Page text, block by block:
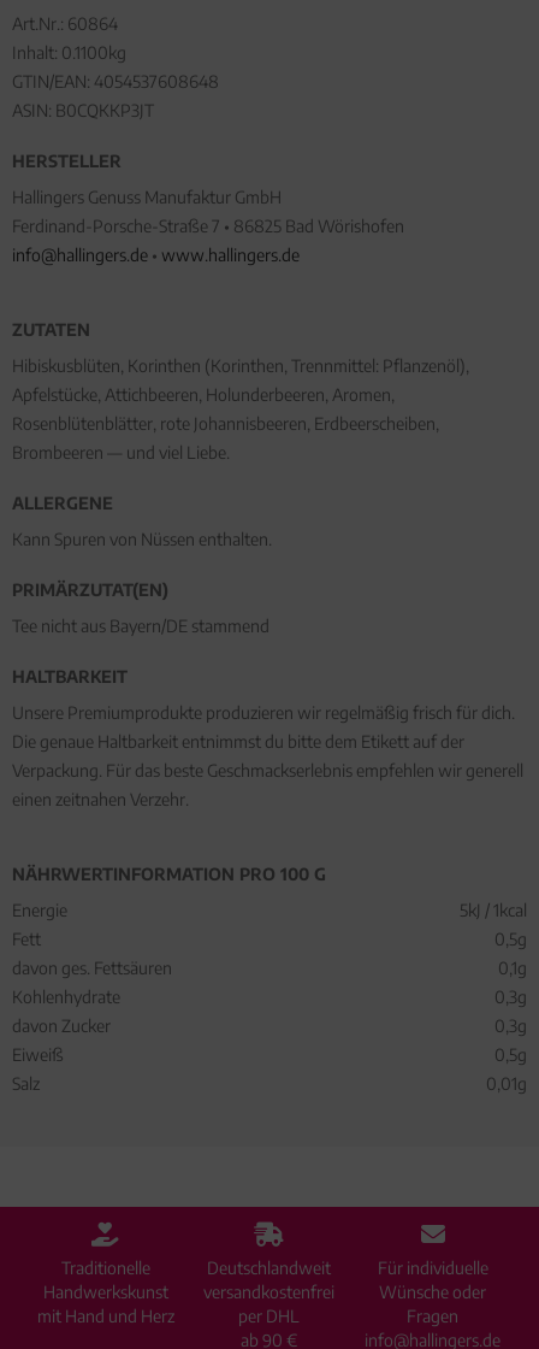
Art.Nr.: 60864
Inhalt: 0.1100kg
GTIN/EAN: 4054537608648
ASIN: B0CQKKP3JT
HERSTELLER
Hallingers Genuss Manufaktur GmbH
Ferdinand-Porsche-Straße 7 • 86825 Bad Wörishofen
info@hallingers.de • www.hallingers.de
ZUTATEN
Hibiskusblüten, Korinthen (Korinthen, Trennmittel: Pflanzenöl),
Apfelstücke, Attichbeeren, Holunderbeeren, Aromen,
Rosenblütenblätter, rote Johannisbeeren, Erdbeerscheiben,
Brombeeren — und viel Liebe.
ALLERGENE
Kann Spuren von Nüssen enthalten.
PRIMÄRZUTAT(EN)
Tee nicht aus Bayern/DE stammend
HALTBARKEIT
Unsere Premiumprodukte produzieren wir regelmäßig frisch für dich.
Die genaue Haltbarkeit entnimmst du bitte dem Etikett auf der
Verpackung. Für das beste Geschmackserlebnis empfehlen wir generell
einen zeitnahen Verzehr.
NÄHRWERTINFORMATION PRO 100 G
Energie
5kJ / 1kcal
Fett
0,5g
davon ges. Fettsäuren
0,1g
Kohlenhydrate
0,3g
davon Zucker
0,3g
Eiweiß
0,5g
Salz
0,01g
Traditionelle
Handwerkskunst
mit Hand und Herz
Deutschlandweit
versandkostenfrei
per DHL
ab 90 €
Für individuelle
Wünsche oder
Fragen
info@hallingers.de